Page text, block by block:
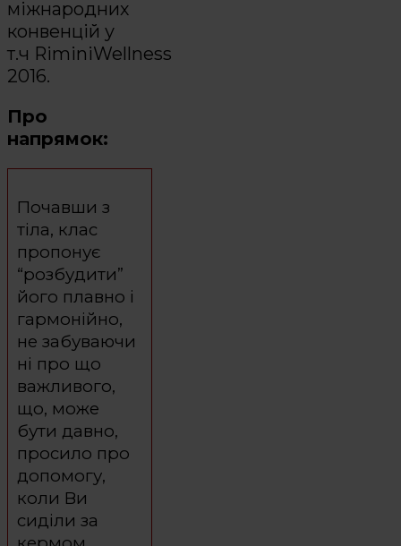
міжнародних
конвенцій у
т.ч RiminiWellness
2016.
Про
напрямок:
Почавши з
тіла, клас
пропонує
“розбудити”
його плавно і
гармонійно,
не забуваючи
ні про що
важливого,
що, може
бути давно,
просило про
допомогу,
коли Ви
сиділи за